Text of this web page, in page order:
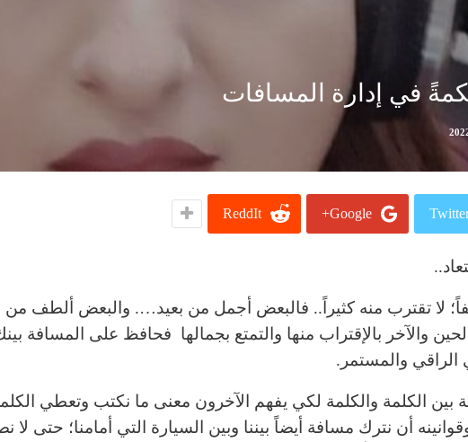
في إدارة المسافات
Google+
ReddIt
لا تقترب منه كثيراً.. فالبعض أجمل من بعيد…. والبعض ألطف من
والآخر بالإقتراب منها والتمتع بجمالها فحافظ على المسافة
الراقي والمستمر.
بين الكلمة والكلمة لكي يفهم الآخرون معنى ما نكتب وتعطي
أن نترك مسافة أيضاً بيننا وبين السيارة التي أمامنا؛ حتى لا